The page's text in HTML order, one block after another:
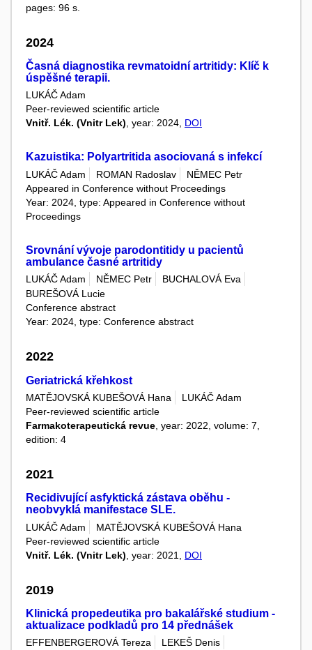
pages: 96 s.
2024
Časná diagnostika revmatoidní artritidy: Klíč k
úspěšné terapii.
LUKÁČ Adam
Peer-reviewed scientific article
Vnitř. Lék. (Vnitr Lek), year: 2024, DOI
Kazuistika: Polyartritida asociovaná s infekcí
LUKÁČ Adam ROMAN Radoslav
NĚMEC Petr
Appeared in Conference without Proceedings
Year: 2024, type: Appeared in Conference without
Proceedings
Srovnání vývoje parodontitidy u pacientů
ambulance časné artritidy
LUKÁČ Adam NĚMEC Petr
BUCHALOVÁ Eva
BUREŠOVÁ Lucie
Conference abstract
Year: 2024, type: Conference abstract
2022
Geriatrická křehkost
MATĚJOVSKÁ KUBEŠOVÁ Hana
LUKÁČ Adam
Peer-reviewed scientific article
Farmakoterapeutická revue , year: 2022, volume: 7,
edition: 4
2021
Recidivující asfyktická zástava oběhu -
neobvyklá manifestace SLE.
LUKÁČ Adam
MATĚJOVSKÁ KUBEŠOVÁ Hana
Peer-reviewed scientific article
Vnitř. Lék. (Vnitr Lek) , year: 2021, DOI
2019
Klinická propedeutika pro bakalářské studium -
aktualizace podkladů pro 14 přednášek
EFFENBERGEROVÁ Tereza
LEKEŠ Denis